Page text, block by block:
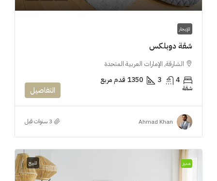
للإيجار
شقة دوبلكس
الشارقة, الإمارات العربية المتحدة
4
3
1350 قدم مربع
شقة التفاصيل
Ahmad Khan
مميز للبيع